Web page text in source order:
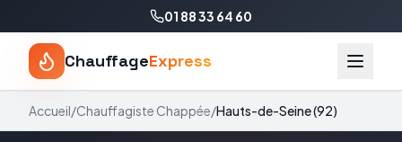
01 88 33 64 60
ChauffageExpress
Accueil/Chauffagiste Chappée/Hauts-de-Seine(92)